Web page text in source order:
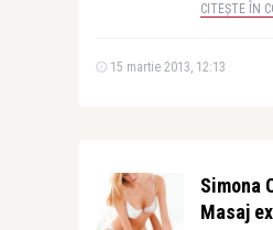
CITEȘTE ÎN
15 martie 2013, 12:13
Simona
Masaj